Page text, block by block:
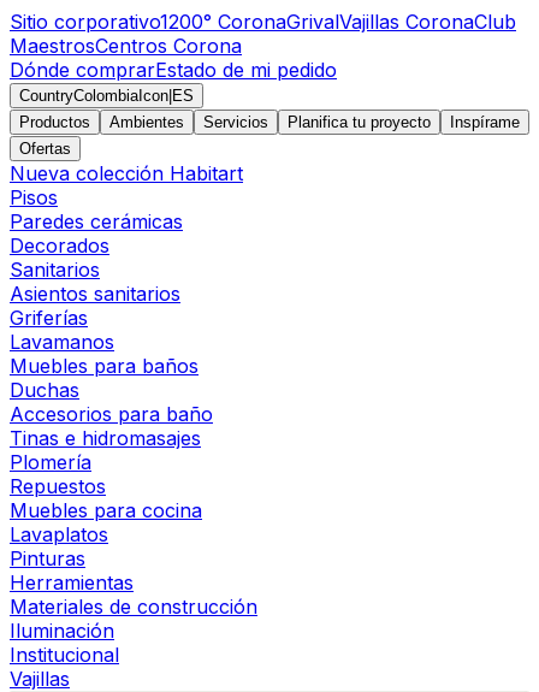
Sitio corporativo1200° CoronaGrivalVajillas CoronaClub
MaestrosCentros Corona
Dónde comprarEstado de mi pedido
CountryColombiaIcon ES
Productos
Ambientes Servicios Planifica tu proyecto
Inspírame
Ofertas
Nueva colección Habitart
Pisos
Paredes cerámicas
Decorados
Sanitarios
Asientos sanitarios
Griferías
Lavamanos
Muebles para baños
Duchas
Accesorios para baño
Tinas e hidromasajes
Plomería
Repuestos
Muebles para cocina
Lavaplatos
Pinturas
Herramientas
Materiales de construcción
Iluminación
Institucional
Vajillas